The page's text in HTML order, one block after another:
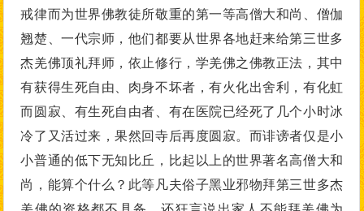
戒律而为世界佛教徒所敬重的第一等高僧大和尚、僧伽
翘楚、一代宗师，他们都要从世界各地赶来给第三世多
杰羌佛顶礼拜师，依止修行，学羌佛之佛教正法，其中
有获得生死自由、肉身不坏者，有火化出舍利，有化虹
而圆寂、有生死自由者、有在医院已经死了几个小时冰
冷了又活过来，果然回寺后再度圆寂。而诽谤者仅是小
小普通的低下无知比丘，比起以上的世界著名高僧大和
尚，能算个什么？此等凡夫俗子黑业邪物拜第三世多杰